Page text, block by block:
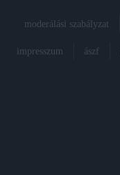
moderálási szabályzat
impresszum ászf